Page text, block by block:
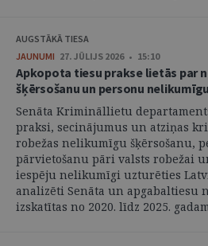
AUGSTĀKĀ TIESA
JAUNUMI 27. JŪLIJS 2026 • 15:10
Apkopota tiesu prakse lietās par
šķērsošanu un personu
Senāta Krimināllietu
praksi, secinājumus un atziņas
robežas nelikumīgu šķērsošanu,
pārvietošanu pāri valsts robežai
iespēju nelikumīgi uzturēties
analizēti Senāta un apgabaltiesu
izskatītas no 2020. līdz 2025.